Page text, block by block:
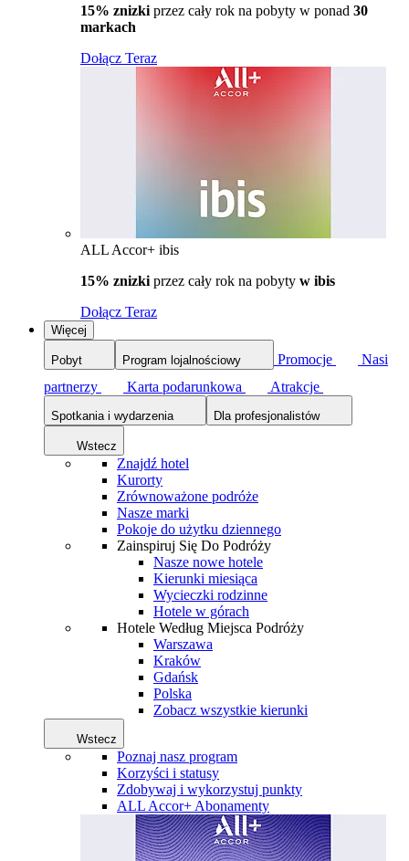
15% znizki przez cały rok na pobyty w ponad 30
markach
Dołącz Teraz
ALL Accor+ ibis
15% znizki przez cały rok na pobyty w ibis
Dołącz Teraz
Więcej
Pobyt Program lojalnościowy Promocje
Nasi
partnerzy
Karta podarunkowa Atrakcje
Spotkania i wydarzenia Dla profesjonalistów
Wstecz
Znajdź hotel
Kurorty
Zrównoważone podróże
Nasze marki
Pokoje do użytku dziennego
Zainspiruj Się Do Podróży
Nasze nowe hotele
Kierunki miesiąca
Wycieczki rodzinne
Hotele w górach
Hotele Według Miejsca Podróży
Warszawa
Kraków
Gdańsk
Polska
Zobacz wszystkie kierunki
Wstecz
Poznaj nasz program
Korzyści i statusy
Zdobywaj i wykorzystuj punkty
ALL Accor+ Abonamenty